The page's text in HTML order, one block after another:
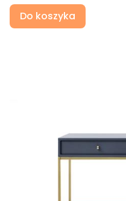
Do koszyka